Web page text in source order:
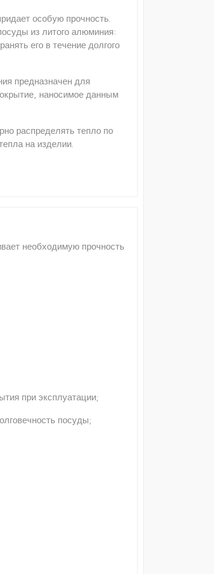
особую прочность.
из литого алюминия:
его в течение долгого
предназначен для
наносимое данным
распределять тепло по
на изделии.
необходимую прочность
при эксплуатации;
посуды;